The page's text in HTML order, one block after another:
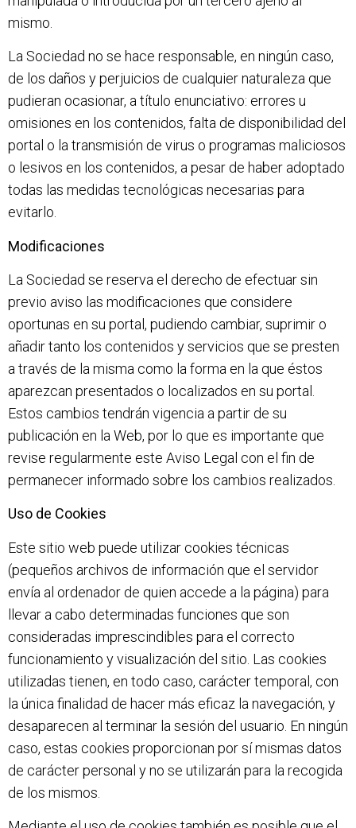
mismo.
La Sociedad no se hace responsable, en ningún caso,
de los daños y perjuicios de cualquier naturaleza que
pudieran ocasionar, a título enunciativo: errores u
omisiones en los contenidos, falta de disponibilidad del
portal o la transmisión de virus o programas maliciosos
o lesivos en los contenidos, a pesar de haber adoptado
todas las medidas tecnológicas necesarias para
evitarlo.
Modificaciones
La Sociedad se reserva el derecho de efectuar sin
previo aviso las modificaciones que considere
oportunas en su portal, pudiendo cambiar, suprimir o
añadir tanto los contenidos y servicios que se presten
a través de la misma como la forma en la que éstos
aparezcan presentados o localizados en su portal.
Estos cambios tendrán vigencia a partir de su
publicación en la Web, por lo que es importante que
revise regularmente este Aviso Legal con el fin de
permanecer informado sobre los cambios realizados.
Uso de Cookies
Este sitio web puede utilizar cookies técnicas
(pequeños archivos de información que el servidor
envía al ordenador de quien accede a la página) para
llevar a cabo determinadas funciones que son
consideradas imprescindibles para el correcto
funcionamiento y visualización del sitio. Las cookies
utilizadas tienen, en todo caso, carácter temporal, con
la única finalidad de hacer más eficaz la navegación, y
desaparecen al terminar la sesión del usuario. En ningún
caso, estas cookies proporcionan por sí mismas datos
de carácter personal y no se utilizarán para la recogida
de los mismos.